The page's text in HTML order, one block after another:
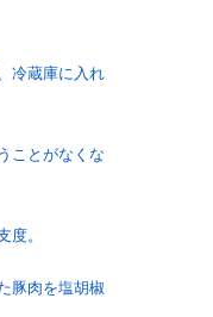
冷蔵庫に入れ
ことがなくな
度。
豚肉を塩胡椒